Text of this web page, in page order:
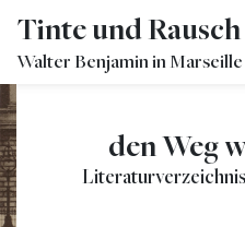
Tinte und Rausch
Walter Benjamin in Marseille
den Weg